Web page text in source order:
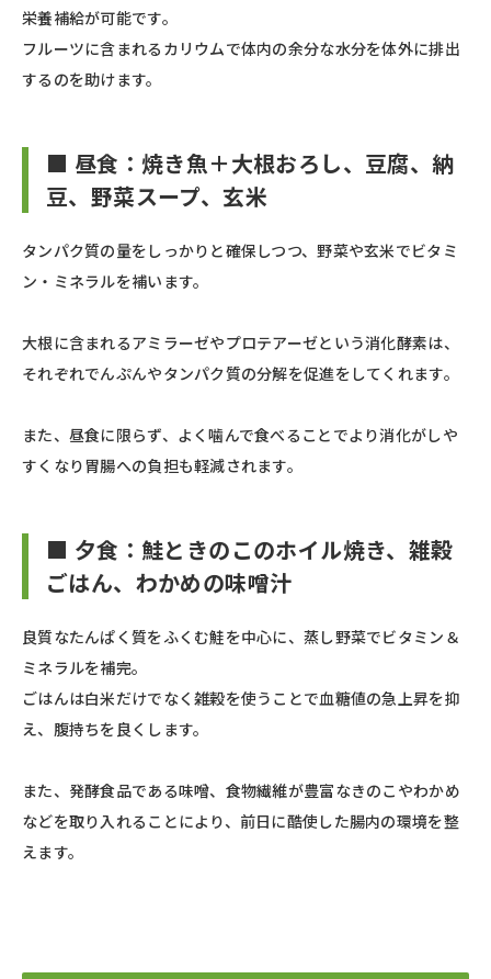
栄養補給が可能です。
フルーツに含まれるカリウムで体内の余分な水分を体外に排出
するのを助けます。
■ 昼食：焼き魚＋大根おろし、豆腐、納
豆、野菜スープ、玄米
タンパク質の量をしっかりと確保しつつ、野菜や玄米でビタミ
ン・ミネラルを補います。
大根に含まれるアミラーゼやプロテアーゼという消化酵素は、
それぞれでんぷんやタンパク質の分解を促進をしてくれます。
また、昼食に限らず、よく噛んで食べることでより消化がしや
すくなり胃腸への負担も軽減されます。
■ 夕食：鮭ときのこのホイル焼き、雑穀
ごはん、わかめの味噌汁
良質なたんぱく質をふくむ鮭を中心に、蒸し野菜でビタミン＆
ミネラルを補完。
ごはんは白米だけでなく雑穀を使うことで血糖値の急上昇を抑
え、腹持ちを良くします。
また、発酵食品である味噌、食物繊維が豊富なきのこやわかめ
などを取り入れることにより、前日に酷使した腸内の環境を整
えます。